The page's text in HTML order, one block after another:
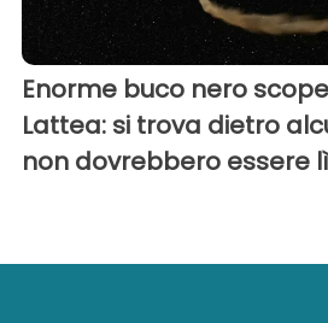
Enorme buco nero
Lattea: si trova dietro
non dovrebbero essere lì